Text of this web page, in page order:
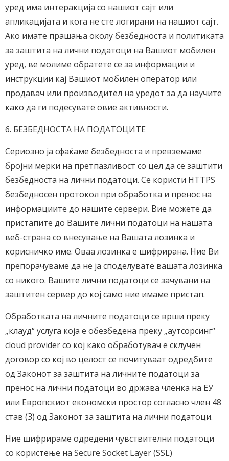
уред има интеракција со нашиот сајт или
апликацијата и кога не сте логирани на нашиот сајт.
Ако имате прашања околу безбедноста и политиката
за заштита на лични податоци на Вашиот мобилен
уред, ве молиме обратете се за информации и
инструкции кај Вашиот мобилен оператор или
продавач или производител на уредот за да научите
како да ги подесувате овие активности.
6. БЕЗБЕДНОСТА НА ПОДАТОЦИТЕ
Сериозно ја сфаќаме безбедноста и превземаме
бројни мерки на претпазливост со цел да се заштити
безбедноста на лични податоци. Се користи HTTPS
безбедносен протокол при обработка и пренос на
информациите до нашите сервери. Вие можете да
пристапите до Вашите лични податоци на нашата
веб-страна со внесување на Вашата лозинка и
корисничко име. Оваа лозинка е шифрирана. Ние Ви
препорачуваме да не ја споделувате вашата лозинка
со никого. Вашите лични податоци се зачувани на
заштитен сервер до кој само ние имаме пристап.
Oбработката на личните податоци се врши преку
„клауд“ услуга која е обезбедена преку „аутсорсинг“
cloud provider со кој како обработувач е склучен
договор со кој во целост се почитуваат одредбите
од Законот за заштита на личните податоци за
пренос на лични податоци во држава членка на ЕУ
или Европскиот економски простор согласно член 48
став (3) од Законот за заштита на лични податоци.
Ние шифрираме одредени чувствителни податоци
со користење на Secure Socket Layer (SSL)